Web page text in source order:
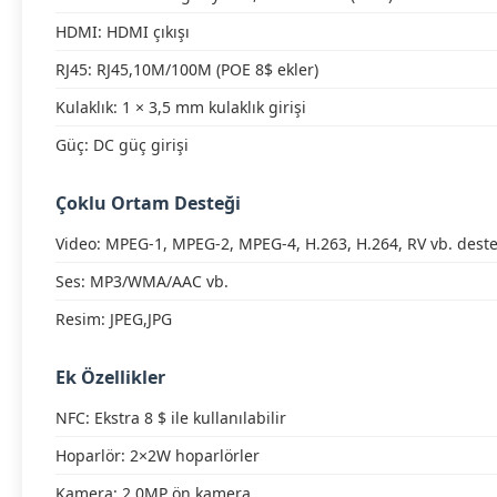
HDMI: HDMI çıkışı
RJ45: RJ45,10M/100M (POE 8$ ekler)
Kulaklık: 1 × 3,5 mm kulaklık girişi
Güç: DC güç girişi
Çoklu Ortam Desteği
Video: MPEG-1, MPEG-2, MPEG-4, H.263, H.264, RV vb.
Ses: MP3/WMA/AAC vb.
Resim: JPEG,JPG
Ek Özellikler
NFC: Ekstra 8 $ ile kullanılabilir
Hoparlör: 2×2W hoparlörler